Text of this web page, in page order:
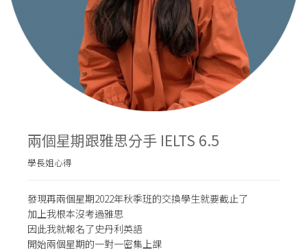
兩個星期跟雅思分手 IELTS 6.5
學長姐心得
發現再兩個星期2022年秋季班的交換學生就要截止了
加上我根本沒考過雅思
因此我就報名了史丹利英語
開始兩個星期的一對一密集上課